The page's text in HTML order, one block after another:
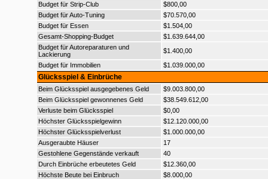
Budget für Strip-Club
$800,00
Budget für Auto-Tuning
$70.570,00
Budget für Essen
$1.504,00
Gesamt-Shopping-Budget
$1.639.644,00
Budget für Autoreparaturen und
Lackierung
$1.400,00
Budget für Immobilien
$1.039.000,00
Glücksspiel & Einbrüche
Beim Glücksspiel ausgegebenes Geld
$9.003.800,00
Beim Glücksspiel gewonnenes Geld
$38.549.612,00
Verluste beim Glücksspiel
$0,00
Höchster Glücksspielgewinn
$12.120.000,00
Höchster Glücksspielverlust
$1.000.000,00
Ausgeraubte Häuser
17
Gestohlene Gegenstände verkauft
40
Durch Einbrüche erbeutetes Geld
$12.360,00
Höchste Beute bei Einbruch
$8.000,00